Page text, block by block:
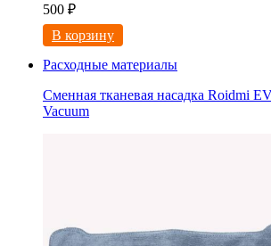
500 ₽
В корзину
Расходные материалы
Сменная тканевая насадка Roidmi
Vacuum